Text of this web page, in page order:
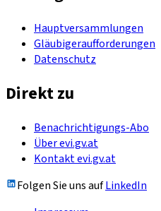
Hauptversammlungen
Gläubigeraufforderungen
Datenschutz
Direkt zu
Benachrichtigungs-Abo
Über evi.gv.at
Kontakt evi.gv.at
Folgen Sie uns aufLinkedIn